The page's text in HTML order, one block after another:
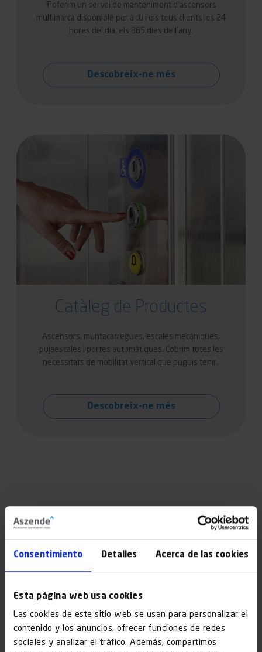
Consentimiento Detalles Acerca de las cookies
Esta página web usa cookies
Las cookies de este sitio web se usan para personalizar el
contenido y los anuncios, ofrecer funciones de redes
sociales y analizar el tráfico. Además, compartimos
T’oferim un servei de manteniment d’ascensors
multimarca disponible per a tu i els teus clients les 24
hores del dia, els 365 dies de l’any.
Descobreix-ne més
Catàleg de Productes
Ascensors, muntacàrregues, escales mecàniques,
pujaescales i portes automàtiques. Cobrim totes les
necessitats de mobilitat vertical que puguis tenir.
Descobreix-ne més
On et podem ajudar?
Edificis
sense ascensor